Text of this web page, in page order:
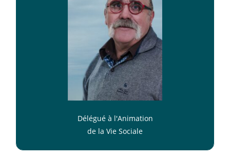
Délégué à l'Animation
de la Vie Sociale